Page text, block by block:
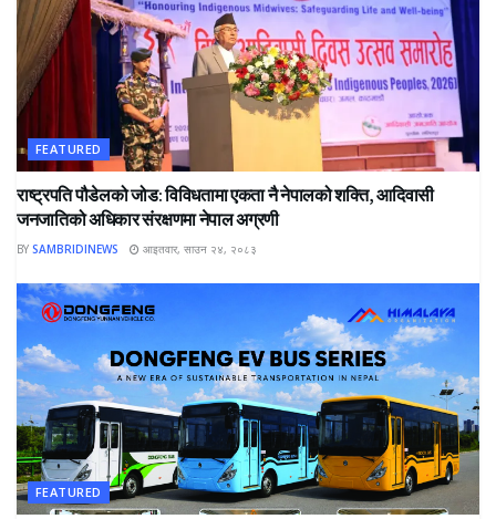
FEATURED
राष्ट्रपति पौडेलको जोड: विविधतामा एकता नै नेपालको शक्ति, आदिवासी
जनजातिको अधिकार संरक्षणमा नेपाल अग्रणी
BY SAMBRIDINEWS आइतवार, साउन २४, २०८३
FEATURED